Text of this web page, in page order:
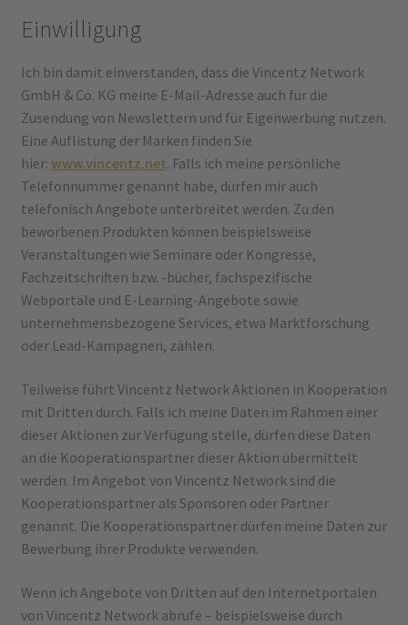
Einwilligung
Ich bin damit einverstanden, dass die Vincentz Network
GmbH & Co. KG meine E-Mail-Adresse auch für die
Zusendung von Newslettern und für Eigenwerbung nutzen.
Eine Auflistung der Marken finden Sie
hier: www.vincentz.net. Falls ich meine persönliche
Telefonnummer genannt habe, dürfen mir auch
telefonisch Angebote unterbreitet werden. Zu den
beworbenen Produkten können beispielsweise
Veranstaltungen wie Seminare oder Kongresse,
Fachzeitschriften bzw. -bücher, fachspezifische
Webportale und E-Learning-Angebote sowie
unternehmensbezogene Services, etwa Marktforschung
oder Lead-Kampagnen, zählen.
Teilweise führt Vincentz Network Aktionen in Kooperation
mit Dritten durch. Falls ich meine Daten im Rahmen einer
dieser Aktionen zur Verfügung stelle, dürfen diese Daten
an die Kooperationspartner dieser Aktion übermittelt
werden. Im Angebot von Vincentz Network sind die
Kooperationspartner als Sponsoren oder Partner
genannt. Die Kooperationspartner dürfen meine Daten zur
Bewerbung ihrer Produkte verwenden.
Wenn ich Angebote von Dritten auf den Internetportalen
von Vincentz Network abrufe – beispielsweise durch